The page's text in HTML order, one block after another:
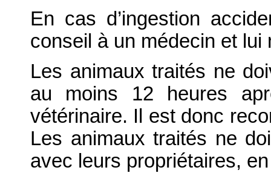
En cas d’ingestion
conseil à un médecin et lui
Les animaux traités ne
au moins 12 heures
vétérinaire. Il est donc
Les animaux traités ne
avec leurs propriétaires,